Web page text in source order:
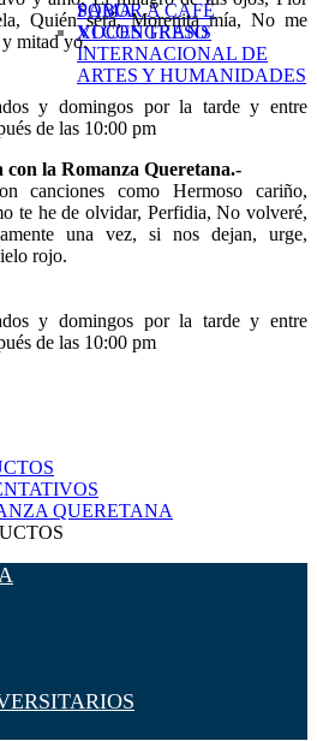
SABOR A CAFÉ
XI CONGRESO
INTERNACIONAL DE
ARTES Y HUMANIDADES
POMA
VOCES TRANS
Quién será, Morenita mía, No me
y mitad yo.
y domingos por la tarde y entre
de las 10:00 pm
con la Romanza Queretana.-
canciones como Hermoso cariño,
te he de olvidar, Perfidia, No volveré,
una vez, si nos dejan, urge,
rojo.
y domingos por la tarde y entre
de las 10:00 pm
QUERETANA